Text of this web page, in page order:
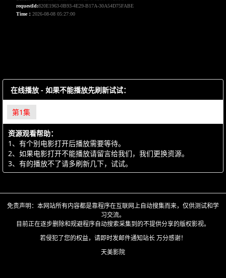
在线播放 - 如果不能播放先刷新试试：
第1集
资源观看帮助：
1、有个别电影打开后播放需要等待。
2、如果电影打开不能播放请留言给我们，我们更换资源。
3、有的播放不了请多刷新几下，试试。
免责声明：本网站所有内容都是靠程序在互联网上自动搜集而来，仅供测试和学
习交流。
目前正在逐步删除和规避程序自动搜索采集到的不提供分享的版权影视。
若侵犯了您的权益，请即时发邮件通知站长 万分感谢！
天美影院